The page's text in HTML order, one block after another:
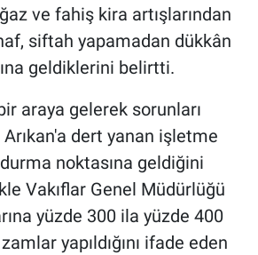
ve fahiş kira artışlarından
siftah yapamadan dükkân
geldiklerini belirtti.
araya gelerek sorunları
dert yanan işletme
noktasına geldiğini
Vakıflar Genel Müdürlüğü
yüzde 300 ila yüzde 400
yapıldığını ifade eden